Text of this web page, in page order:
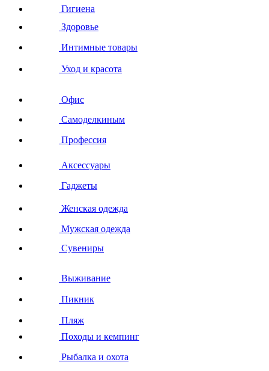
Гигиена
Здоровье
Интимные товары
Уход и красота
Офис
Самоделкиным
Профессия
Аксессуары
Гаджеты
Женская одежда
Мужская одежда
Сувениры
Выживание
Пикник
Пляж
Походы и кемпинг
Рыбалка и охота